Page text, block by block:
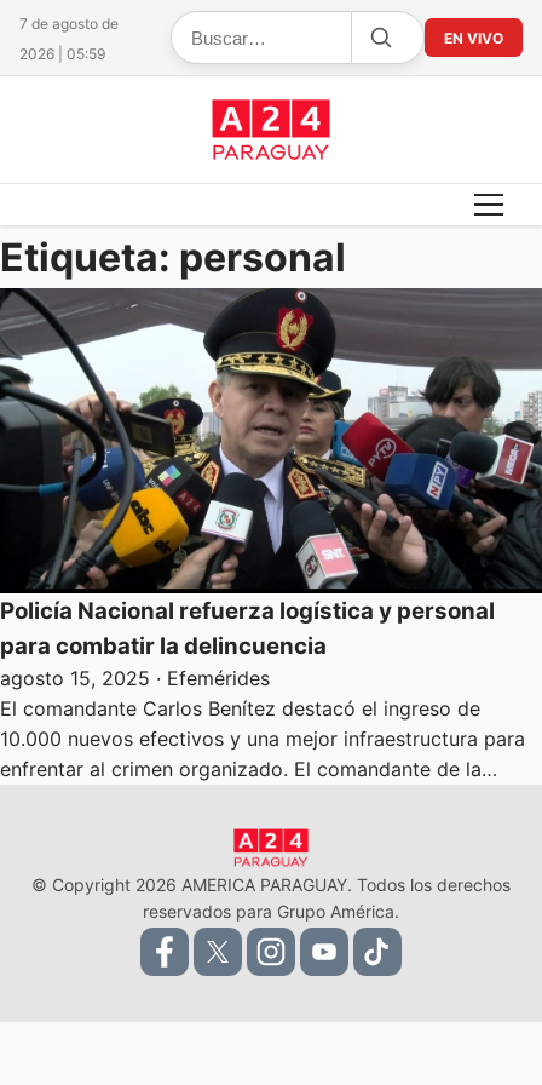
7 de agosto de
2026 | 05:59
EN VIVO
Etiqueta: personal
Policía Nacional refuerza logística y personal
para combatir la delincuencia
agosto 15, 2025 · Efemérides
El comandante Carlos Benítez destacó el ingreso de
10.000 nuevos efectivos y una mejor infraestructura para
enfrentar al crimen organizado. El comandante de la…
© Copyright 2026 AMERICA PARAGUAY. Todos los derechos
reservados para Grupo América.